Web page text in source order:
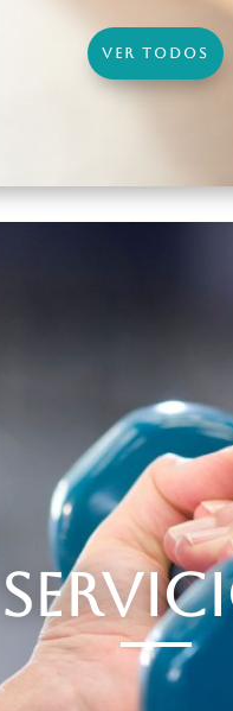
VER TODOS